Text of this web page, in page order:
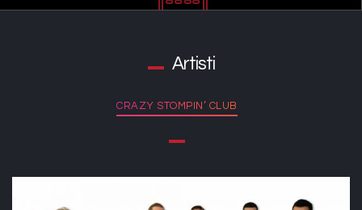
Artisti
CRAZY STOMPIN’ CLUB